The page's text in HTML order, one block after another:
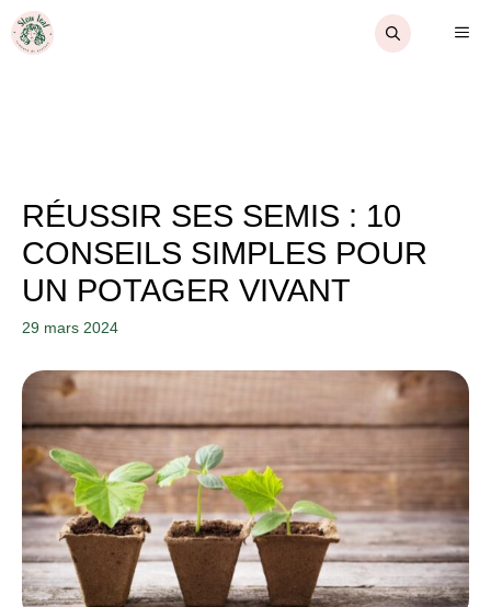
Aller
au
RÉUSSIR SES SEMIS : 10
CONSEILS SIMPLES POUR
UN POTAGER VIVANT
29 mars 2024